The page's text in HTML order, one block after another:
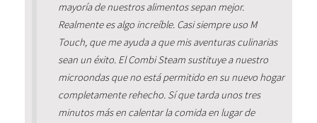
mayoría de nuestros alimentos sepan mejor.
Realmente es algo increíble. Casi siempre uso M
Touch, que me ayuda a que mis aventuras culinarias
sean un éxito. El Combi Steam sustituye a nuestro
microondas que no está permitido en su nuevo hogar
completamente rehecho. Sí que tarda unos tres
minutos más en calentar la comida en lugar de